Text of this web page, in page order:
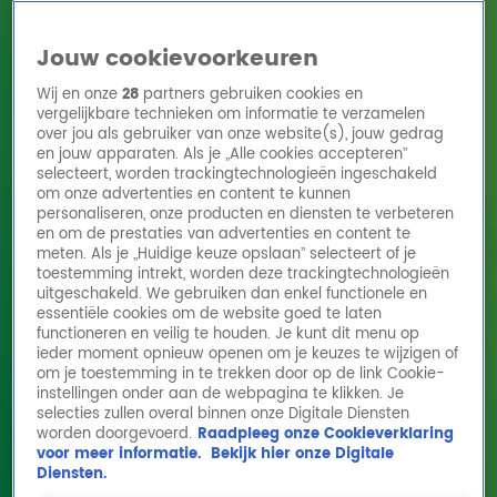
HomeActiesRadioshows DJ'sRadio 10 zendersHitlijsten
Radio luisteren
Volg Radio 10
Zoeken
HomeOnline Radio LuisterenActiesShowsAlle zenders
Jake Reese - Against All Odds (Phil Collins
cover) live
16 aug 2021, 14:03
Jouw cookievoorkeuren
Wij en onze28 partners gebruiken cookies en
vergelijkbare technieken om informatie te verzamelen
over jou als gebruiker van onze website(s), jouw gedrag
en jouw apparaten. Als je „Alle cookies accepteren”
selecteert, worden trackingtechnologieën ingeschakeld
om onze advertenties en content te kunnen
personaliseren, onze producten en diensten te verbeteren
en om de prestaties van advertenties en content te
meten. Als je „Huidige keuze opslaan” selecteert of je
toestemming intrekt, worden deze trackingtechnologieën
uitgeschakeld. We gebruiken dan enkel functionele en
essentiële cookies om de website goed te laten
functioneren en veilig te houden. Je kunt dit menu op
ieder moment opnieuw openen om je keuzes te wijzigen of
om je toestemming in te trekken door op de link Cookie-
instellingen onder aan de webpagina te klikken. Je
selecties zullen overal binnen onze Digitale Diensten
worden doorgevoerd. Raadpleeg onze Cookieverklaring
voor meer informatie. Bekijk hier onze Digitale
Diensten.